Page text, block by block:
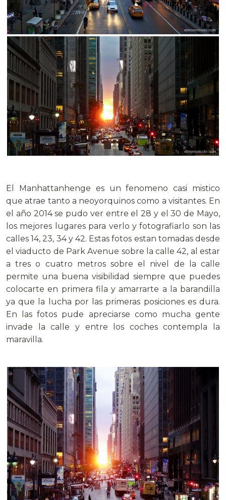
El Manhattanhenge es un fenomeno casi mistico
que atrae tanto a neoyorquinos como a visitantes. En
el año 2014 se pudo ver entre el 28 y el 30 de Mayo,
los mejores lugares para verlo y fotografiarlo son las
calles 14, 23, 34 y 42. Estas fotos estan tomadas desde
el viaducto de Park Avenue sobre la calle 42, al estar
a tres o cuatro metros sobre el nivel de la calle
permite una buena visibilidad siempre que puedes
colocarte en primera fila y amarrarte a la barandilla
ya que la lucha por las primeras posiciones es dura.
En las fotos pude apreciarse como mucha gente
invade la calle y entre los coches contempla la
maravilla.